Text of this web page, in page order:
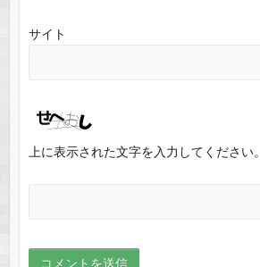
サイト
上に表示された文字を入力してください。